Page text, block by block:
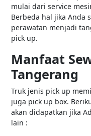
mulai dari service
Berbeda hal jika Anda
perawatan menjadi
pick up.
Manfaat
Tangerang
Truk jenis pick up
juga pick up box.
akan didapatkan jika
lain :